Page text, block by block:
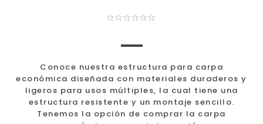
Conoce nuestra estructura para carpa
económica diseñada con materiales duraderos y
ligeros para usos múltiples, la cual tiene una
estructura resistente y un montaje sencillo.
Tenemos la opción de comprar la carpa